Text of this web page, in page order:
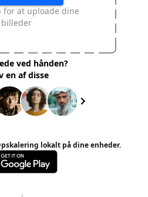
for at uploade dine
billeder
ved hånden?
en af disse
lokalt på dine enheder.